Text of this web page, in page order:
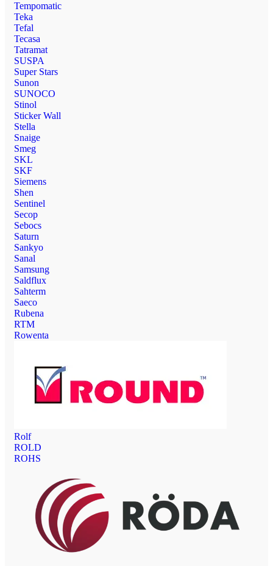
Tempomatic
Teka
Tefal
Tecasa
Tatramat
SUSPA
Super Stars
Sunon
SUNOCO
Stinol
Sticker Wall
Stella
Snaige
Smeg
SKL
SKF
Siemens
Shen
Sentinel
Secop
Sebocs
Saturn
Sankyo
Sanal
Samsung
Saldflux
Sahterm
Saeco
Rubena
RTM
Rowenta
Rolf
ROLD
ROHS